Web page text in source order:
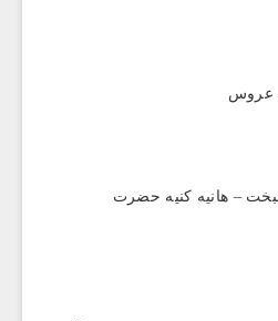
عروس
– هانیه کنیه حضرت